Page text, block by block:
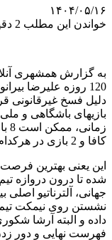
۱۴۰۴/۰۵/۱۶
خواندن این مطلب 2 دقیقه زمان میبرد
120 روزه علیرضا
بازیهای باشگاهی و
کافا و 2 بازی در هرکدام از فیفادی‌های اکتبر و نوامبر.
این یعنی بهترین
شده تا درون دروازه
جهانی، آلترناتیو
داده و البته آرشا
فهرست نهایی و دور